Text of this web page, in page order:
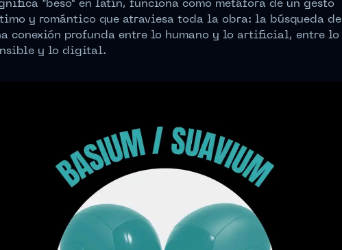
“beso” en latín, funciona como metáfora de un gesto
y romántico que atraviesa toda la obra: la búsqueda de
conexión profunda entre lo humano y lo artificial, entre lo
y lo digital.